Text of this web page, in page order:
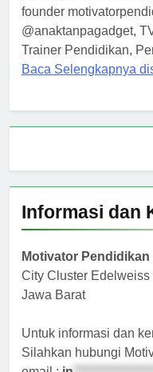
founder
@anaktanpagadget,
Trainer Pendidikan,
Baca Selengkapnya
Informasi dan
Motivator
City Cluster
Jawa Barat
Untuk informasi dan
Silahkan hubungi